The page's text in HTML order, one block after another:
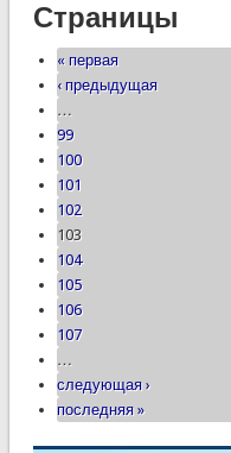
Страницы
« первая
‹ предыдущая
…
99
100
101
102
103
104
105
106
107
…
следующая ›
последняя »